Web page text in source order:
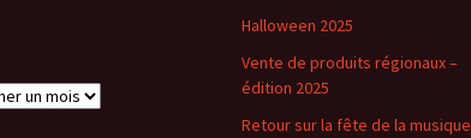
Halloween 2025
Vente de produits régionaux –
édition 2025
Retour sur la fête de la musique